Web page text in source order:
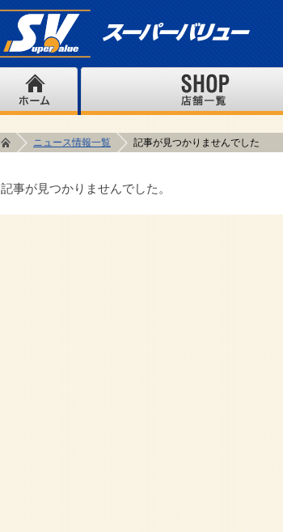
ニュース情報一覧 記事が見つかりませんでした
記事が見つかりませんでした。